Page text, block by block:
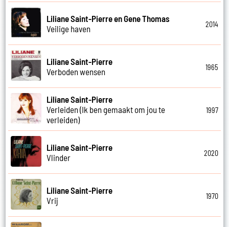
Liliane Saint-Pierre en Gene Thomas
Veilige haven
2014
Liliane Saint-Pierre
Verboden wensen
1965
Liliane Saint-Pierre
Verleiden (Ik ben gemaakt om jou te
verleiden)
1997
Liliane Saint-Pierre
Vlinder
2020
Liliane Saint-Pierre
Vrij
1970